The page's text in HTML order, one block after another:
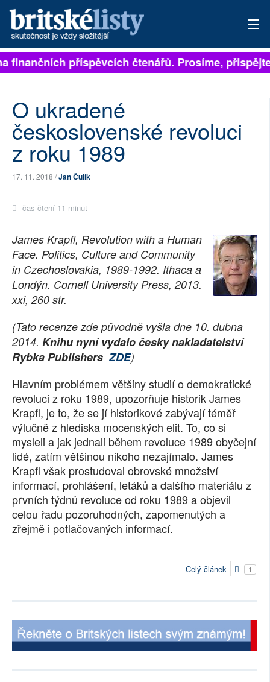
PŘIHLÁSIT
ARCHIV
ROZHOVORY
TÉMATA
PŘÍSPĚVKY NA PROVOZ
SOCIÁLNÍ SÍTĚ
PLNÁ VERZE STRÁNEK
příspěvcích čtenářů. Prosíme, přispějte.
O ukradené
československé revoluci
z roku 1989
17. 11. 2018 /Jan Čulík
čas čtení 11 minut
James Krapfl, Revolution with a Human
Face. Politics, Culture and Community
in Czechoslovakia, 1989-1992. Ithaca a
Londýn. Cornell University Press, 2013.
xxi, 260 str.
(Tato recenze zde původně vyšla dne 10. dubna
2014. Knihu nyní vydalo česky nakladatelství
Rybka Publishers ZDE)
Hlavním problémem většiny studií o demokratické
revoluci z roku 1989, upozorňuje historik James
Krapfl, je to, že se jí historikové zabývají téměř
výlučně z hlediska mocenských elit. To, co si
mysleli a jak jednali během revoluce 1989 obyčejní
lidé, zatím většinou nikoho nezajímalo. James
Krapfl však prostudoval obrovské množství
informací, prohlášení, letáků a dalšího materiálu z
prvních týdnů revoluce od roku 1989 a objevil
celou řadu pozoruhodných, zapomenutých a
zřejmě i potlačovaných informací.
Celý článek 1